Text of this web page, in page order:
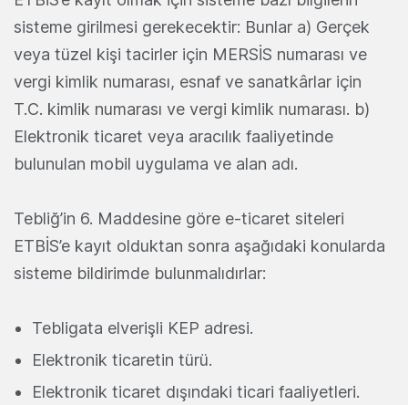
sisteme girilmesi gerekecektir: Bunlar a) Gerçek
veya tüzel kişi tacirler için MERSİS numarası ve
vergi kimlik numarası, esnaf ve sanatkârlar için
T.C. kimlik numarası ve vergi kimlik numarası. b)
Elektronik ticaret veya aracılık faaliyetinde
bulunulan mobil uygulama ve alan adı.
Tebliğ’in 6. Maddesine göre e-ticaret siteleri
ETBİS’e kayıt olduktan sonra aşağıdaki konularda
sisteme bildirimde bulunmalıdırlar:
Tebligata elverişli KEP adresi.
Elektronik ticaretin türü.
Elektronik ticaret dışındaki ticari faaliyetleri.